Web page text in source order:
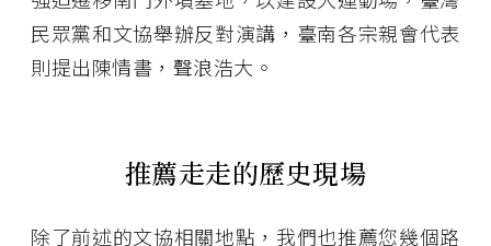
民眾黨和文協舉辦反對演講，臺南各宗親會代表
則提出陳情書，聲浪浩大。
推薦走走的歷史現場
除了前述的文協相關地點，我們也推薦您幾個路